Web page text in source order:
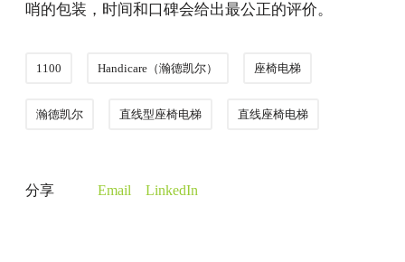
哨的包装，时间和口碑会给出最公正的评价。
1100 Handicare（瀚德凯尔） 座椅电梯
瀚德凯尔 直线型座椅电梯 直线座椅电梯
分享 Email LinkedIn